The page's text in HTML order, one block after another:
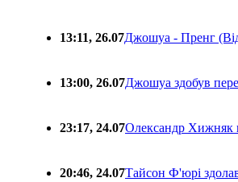
13:11, 26.07Джошуа - Пренг
13:00, 26.07Джошуа здобув
23:17, 24.07Олександр Хижняк
20:46, 24.07Тайсон Ф'юрі